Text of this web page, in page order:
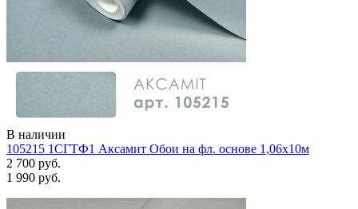
В наличии
105215 1СГТФ1 Аксамит Обои на фл. основе 1,06х10м
2 700 руб.
1 990 руб.